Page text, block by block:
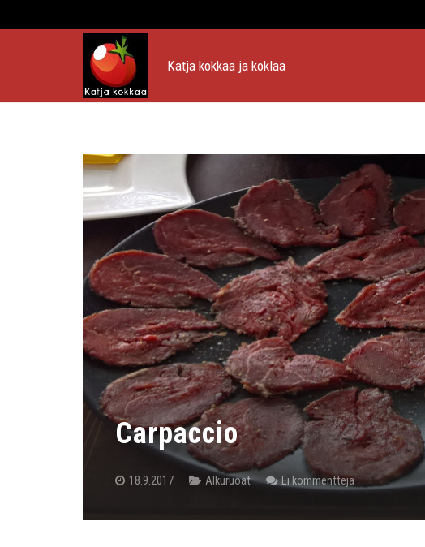
Katja kokkaa ja koklaa
Carpaccio
18.9.2017 Alkuruoat Ei kommentteja